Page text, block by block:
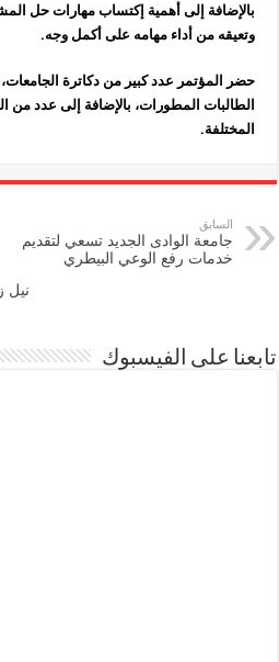
بالإضافة إلى أهمية إكتساب مهارات حل
وتعيقه من أداء مهامه على أكمل وجه.
حضر المؤتمر عدد كبير من دكاترة
الطالبات المطورات، بالإضافة إلى عدد من
المختلفة.
السابق
جامعة الوادى الجديد تسعي لتقديم
خدمات رفع الوعي البيطري
نيل
تابعنا على الفيسبوك